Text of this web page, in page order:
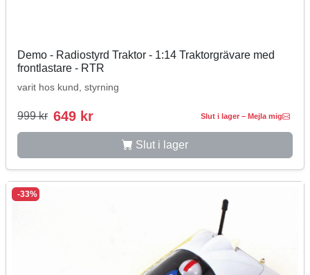
Demo - Radiostyrd Traktor - 1:14 Traktorgrävare med
frontlastare - RTR
varit hos kund, styrning
999 kr 649 kr Slut i lager – Mejla mig
Slut i lager
-33%